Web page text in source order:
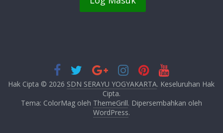
Hak Cipta © 2026 SDN SERAYU YOGYAKARTA. Keseluruhan Hak
Cipta.
Tema: ColorMag oleh ThemeGrill. Dipersembahkan oleh
WordPress.